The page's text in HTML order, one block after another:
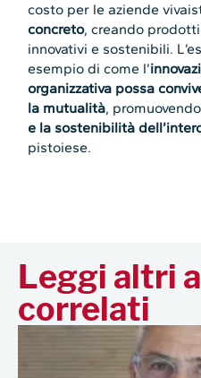
costo per le aziende
concreto, creando
innovativi e sostenibili.
esempio di come l’
organizzativa possa
la mutualità,
e la sostenibilità
pistoiese.
Leggi altri
correlati